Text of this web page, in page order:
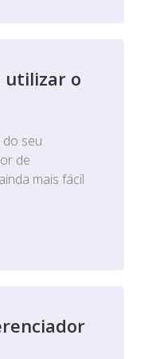
utilizar o
seu
de
mais fácil